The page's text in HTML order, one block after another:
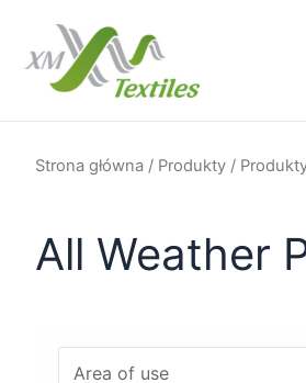
treści
Strona główna / Produkty /
All Weather